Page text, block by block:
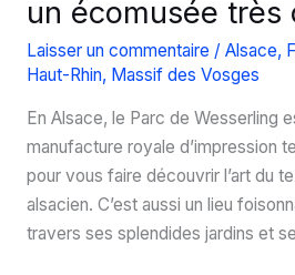
un écomusée très
Laisser un commentaire / Alsace,
Haut-Rhin, Massif des Vosges
En Alsace, le Parc de Wesserling
manufacture royale d’impression
pour vous faire découvrir l’art du
alsacien. C’est aussi un lieu
travers ses splendides jardins et